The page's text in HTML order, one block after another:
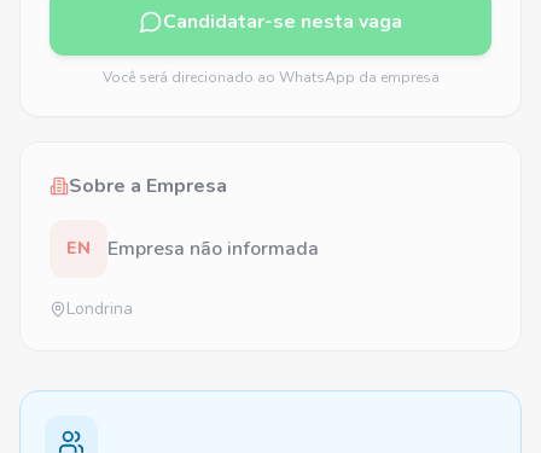
Candidatar-se nesta vaga
Você será direcionado ao WhatsApp da empresa
Sobre a Empresa
EN Empresa não informada
Londrina